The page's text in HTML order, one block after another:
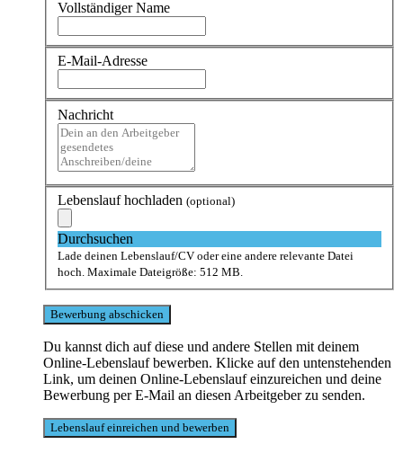
Vollständiger Name
E-Mail-Adresse
Nachricht
Lebenslauf hochladen (optional)
Durchsuchen
Lade deinen Lebenslauf/CV oder eine andere relevante Datei
hoch. Maximale Dateigröße: 512 MB.
Du kannst dich auf diese und andere Stellen mit deinem
Online-Lebenslauf bewerben. Klicke auf den untenstehenden
Link, um deinen Online-Lebenslauf einzureichen und deine
Bewerbung per E-Mail an diesen Arbeitgeber zu senden.